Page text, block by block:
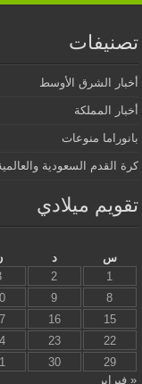
تصنيفات
أخبار الشرق الأوسط
أخبار المملكة
بانوراما منوعات
كرة القدم السعودية
تقويم ميلادي
س
د
« فبراير
1
2
8
9
15
16
22
23
29
30